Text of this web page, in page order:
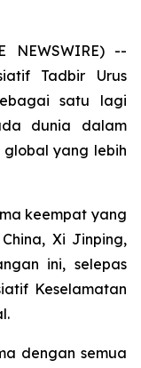
NEWSWIRE) --
Tadbir Urus
satu lagi
dunia dalam
global yang lebih
keempat yang
Xi Jinping,
ini, selepas
Keselamatan
dengan semua